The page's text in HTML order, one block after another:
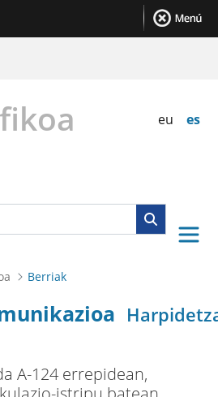
eu es
Berriak
A-124 errepidean,